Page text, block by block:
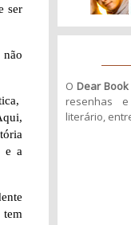
ser
e a
O Dear Book
resenhas
literário,